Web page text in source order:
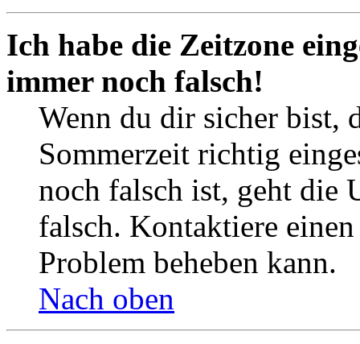
Ich habe die Zeitzone
immer noch falsch!
Wenn du dir sicher bist,
Sommerzeit richtig
noch falsch ist, geht die
falsch. Kontaktiere
Problem beheben kann.
Nach oben